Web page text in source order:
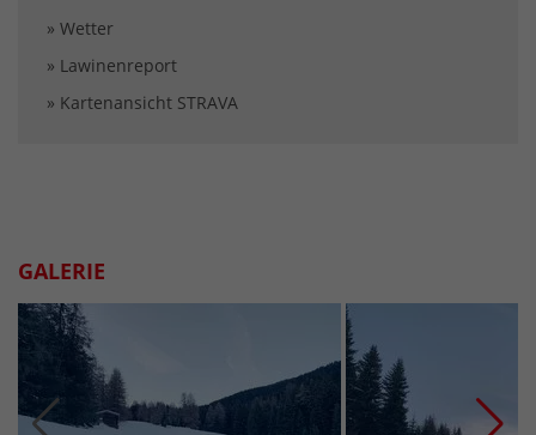
» Wetter
» Lawinenreport
» Kartenansicht STRAVA
GALERIE